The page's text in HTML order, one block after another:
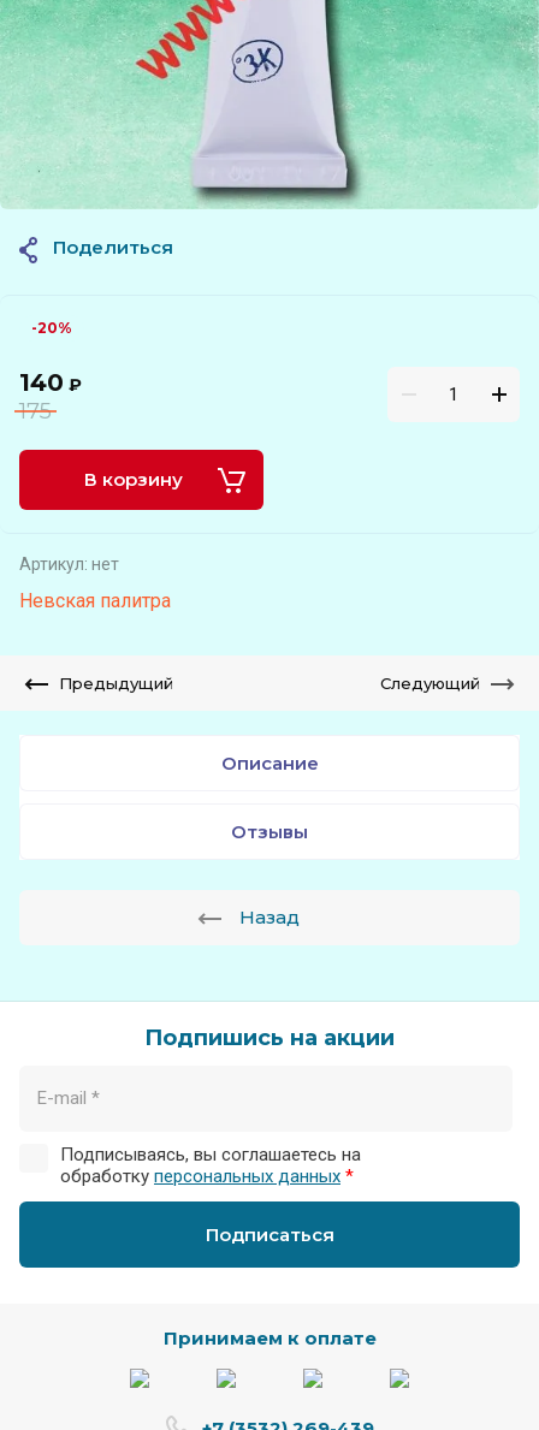
-20%
140 ₽
175
В корзину
Артикул: нет
Невская палитра
Поделиться
Предыдущий Следующий
Описание
Отзывы
Назад
Подпишись на акции
Подписываясь, вы соглашаетесь на
обработку персональных данных *
Подписаться
Принимаем к оплате